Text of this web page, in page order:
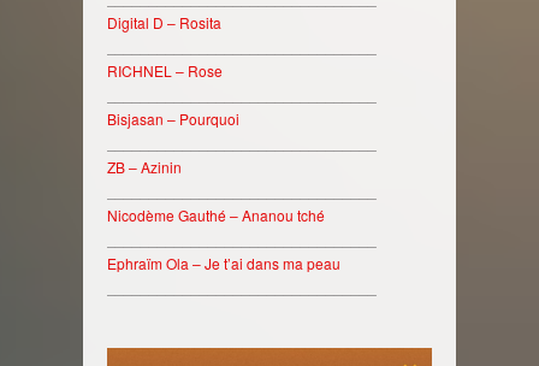
Digital D – Rosita
RICHNEL – Rose
Bisjasan – Pourquoi
ZB – Azinin
Nicodème Gauthé – Ananou tché
Ephraïm Ola – Je t’ai dans ma peau